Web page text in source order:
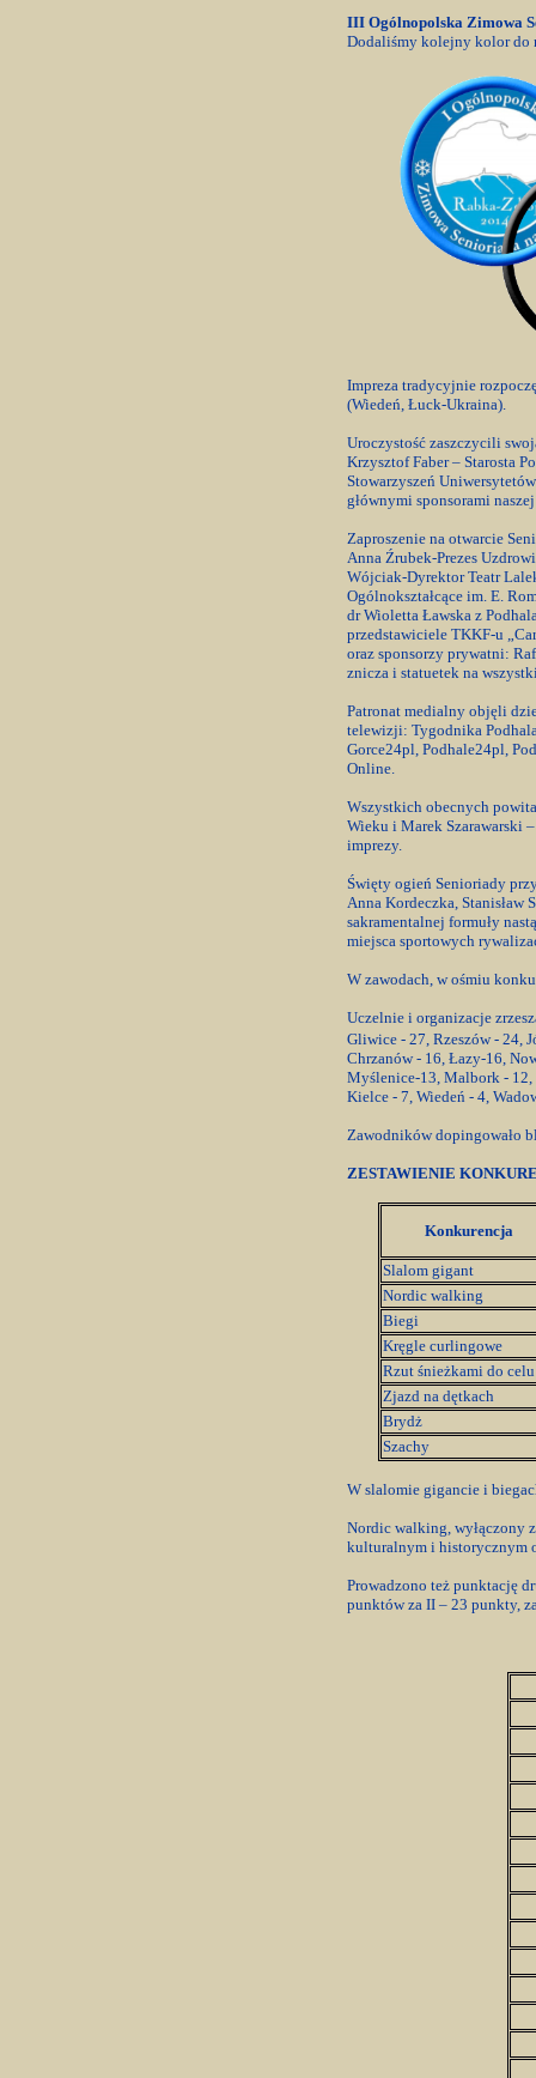
III Ogólnopolska Zimowa
Dodaliśmy kolejny kolor do
Impreza tradycyjnie
(Wiedeń, Łuck-Ukraina).
Uroczystość zaszczycili
Krzysztof Faber – Starosta
Stowarzyszeń
głównymi sponsorami
Zaproszenie na otwarcie
Anna Źrubek-Prezes
Wójciak-Dyrektor Teatr
Ogólnokształcące im. E.
dr Wioletta Ławska z
przedstawiciele TKKF-u
oraz sponsorzy prywatni:
znicza i statuetek na
Patronat medialny objęli
telewizji: Tygodnika
Gorce24pl, Podhale24pl,
Online.
Wszystkich obecnych
Wieku i Marek Szarawarski
imprezy.
Święty ogień Senioriady
Anna Kordeczka, Stanisław
sakramentalnej formuły
miejsca sportowych
W zawodach, w ośmiu
Uczelnie i organizacje
Gliwice - 27, Rzeszów - 24,
Chrzanów - 16, Łazy-16,
Myślenice-13, Malbork - 12,
Kielce - 7, Wiedeń - 4,
Zawodników dopingowało
ZESTAWIENIE
Konkurencja
Slalom gigant
Nordic walking
Biegi
Kręgle curlingowe
Rzut śnieżkami do celu
Zjazd na dętkach
Brydż
Szachy
W slalomie gigancie i
Nordic walking, wyłączony
kulturalnym i historycznym
Prowadzono też punktację
punktów za II – 23 punkty,